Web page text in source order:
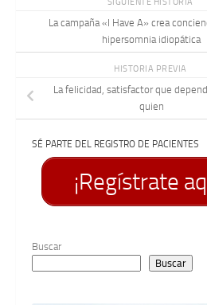
SIGUIENTE HISTORIA
La campaña «I Have A» crea
hipersomnia idiopática
HISTORIA PREVIA
La felicidad, satisfactor que
quien
SÉ PARTE DEL REGISTRO DE PACIENTES
¡Regístrate
Buscar
Buscar